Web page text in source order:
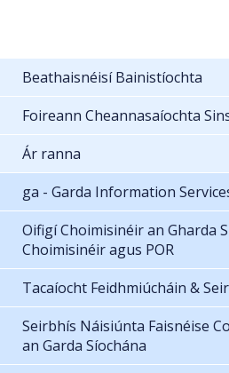
Beathaisnéisí Bainistíochta
Foireann Cheannasaíochta
Ár ranna
ga - Garda Information
Oifigí Choimisinéir an Gharda
Choimisinéir agus POR
Tacaíocht Feidhmiúcháin &
Seirbhís Náisiúnta Faisnéise
an Garda Síochána